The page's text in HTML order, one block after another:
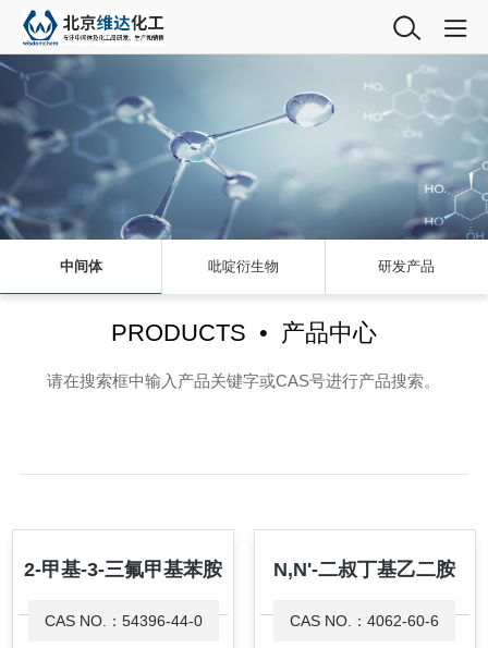
中间体 吡啶衍生物 研发产品
PRODUCTS • 产品中心
请在搜索框中输入产品关键字或CAS号进行产品搜索。
2-甲基-3-三氟甲基苯胺
CAS NO.：54396-44-0
N,N'-二叔丁基乙二胺
CAS NO.：4062-60-6